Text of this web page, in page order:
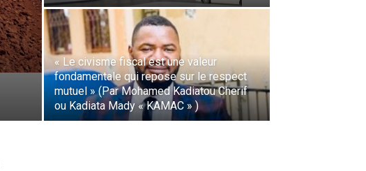
« Le civisme fiscal est une valeur
fondamentale qui repose sur le respect
mutuel » (Par Mohamed Kadiatou Cherif
ou Kadiata Mady « KAMAC » )